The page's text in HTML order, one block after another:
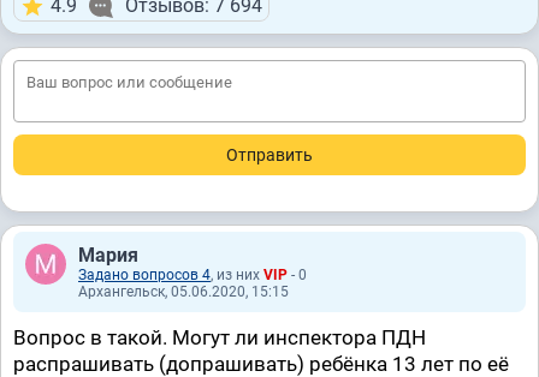
4.9 Отзывов: 7 694
Мария
Задано вопросов 4, из них VIP - 0
Архангельск, 05.06.2020, 15:15
Вопрос в такой. Могут ли инспектора ПДН
распрашивать (допрашивать) ребёнка 13 лет по её